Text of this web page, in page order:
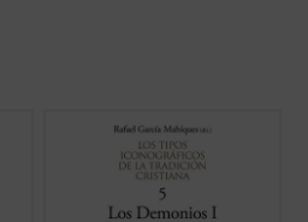
Este volumen introduce al lector en la
demonología cristiana y en las
características de la representación de lo
demoníaco en la visualidad de Occidente,
en el análisis de la visualidad de la caída de
los ángeles rebeldes, de sus ... (ver ficha)